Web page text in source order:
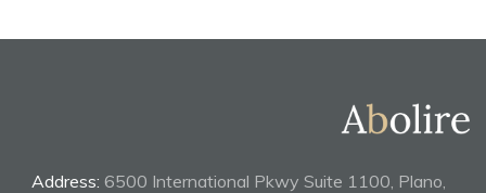
Address: 6500 International Pkwy Suite 1100, Plano,